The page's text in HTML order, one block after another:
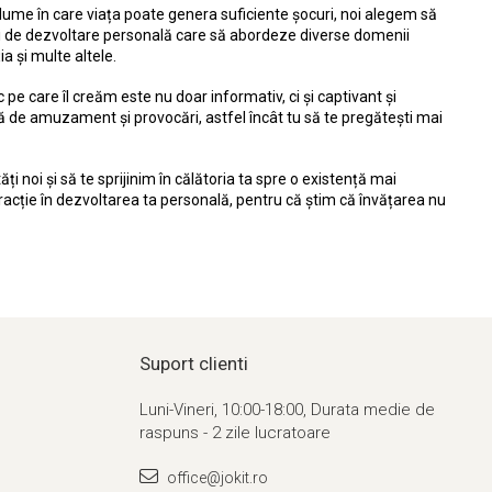
în care viața poate genera suficiente șocuri, noi alegem să
dezvoltare personală care să abordeze diverse domenii
și multe altele.
care îl creăm este nu doar informativ, ci și captivant și
amuzament și provocări, astfel încât tu să te pregătești mai
noi și să te sprijinim în călătoria ta spre o existență mai
în dezvoltarea ta personală, pentru că știm că învățarea nu
Suport clienti
Luni-Vineri, 10:00-18:00, Durata medie de
raspuns - 2 zile lucratoare
office@jokit.ro